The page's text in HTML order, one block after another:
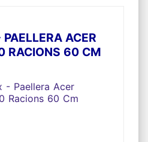
ACER
RACIONS 60 CM